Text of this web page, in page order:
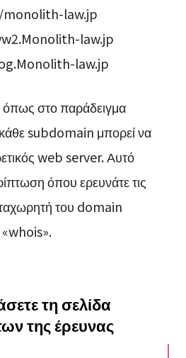
law.jp
law.jp
law.jp
στο παράδειγμα
subdomain μπορεί να
web server. Αυτό
όπου ερευνάτε τις
του domain
«whois».
τη σελίδα
της έρευνας